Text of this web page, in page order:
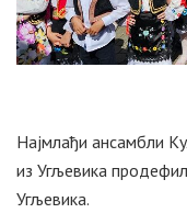
Најмлађи ансамбли
из Угљевика
Угљевика.